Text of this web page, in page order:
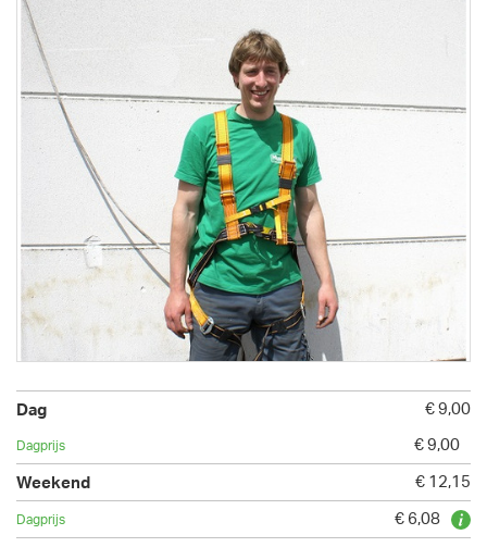
€ 9,00
€ 9,00
€ 12,15
€ 6,08